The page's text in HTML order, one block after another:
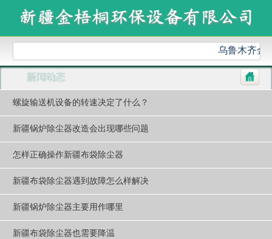
乌鲁木齐金
新闻动态
螺旋输送机设备的转速决定了什么？
新疆锅炉除尘器改造会出现哪些问题
怎样正确操作新疆布袋除尘器
新疆布袋除尘器遇到故障怎么样解决
新疆锅炉除尘器主要用作哪里
新疆布袋除尘器也需要降温